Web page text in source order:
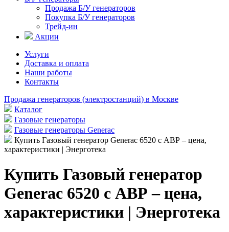
Продажа Б/У генераторов
Покупка Б/У генераторов
Трейд-ин
Акции
Услуги
Доставка и оплата
Наши работы
Контакты
Продажа генераторов (электростанций) в Москве
Каталог
Газовые генераторы
Газовые генераторы Generac
Купить Газовый генератор Generac 6520 с АВР – цена,
характеристики | Энерготека
Купить Газовый генератор
Generac 6520 с АВР – цена,
характеристики | Энерготека